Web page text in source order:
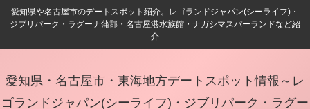
愛知県や名古屋市のデートスポット紹介。レゴランドジャパン(シーライフ)・
ジブリパーク・ラグーナ蒲郡・名古屋港水族館・ナガシマスパーランドなど紹
介
愛知県・名古屋市・東海地方デートスポット情報～レ
ゴランドジャパン(シーライフ)・ジブリパーク・ラグー